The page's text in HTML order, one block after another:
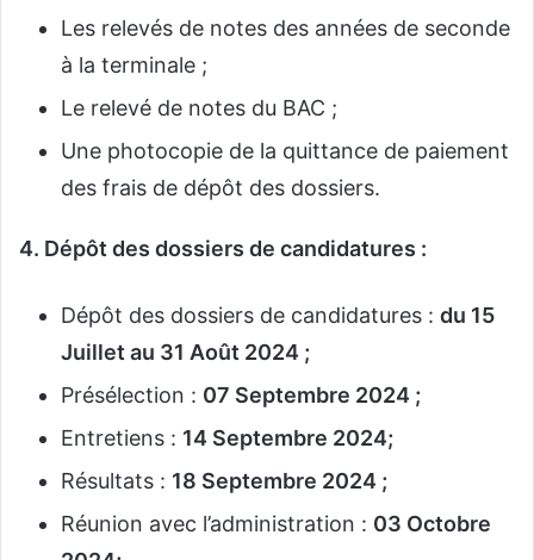
Les relevés de notes des années de seconde
à la terminale ;
Le relevé de notes du BAC ;
Une photocopie de la quittance de paiement
des frais de dépôt des dossiers.
4. Dépôt des dossiers de candidatures :
Dépôt des dossiers de candidatures : du 15
Juillet au 31 Août 2024 ;
Présélection : 07 Septembre 2024 ;
Entretiens : 14 Septembre 2024;
Résultats : 18 Septembre 2024 ;
Réunion avec l’administration : 03 Octobre